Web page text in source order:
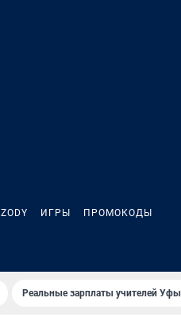
ZODY ИГРЫ ПРОМОКОДЫ
Реальные зарплаты учителей Уфы